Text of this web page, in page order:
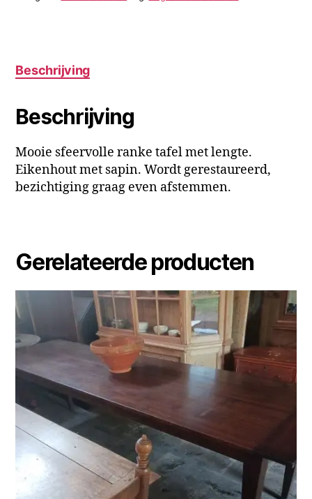
Beschrijving
Beschrijving
Mooie sfeervolle ranke tafel met lengte.
Eikenhout met sapin. Wordt gerestaureerd,
bezichtiging graag even afstemmen.
Gerelateerde producten